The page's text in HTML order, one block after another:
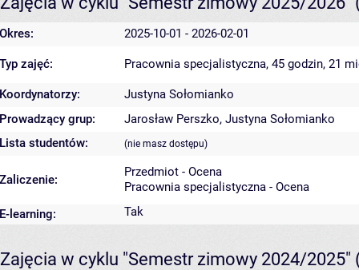
Okres: 2025-10-01 - 2026-02-01
Typ zajęć: Pracownia specjalistyczna, 45 godzin, 21
Koordynatorzy:
Justyna Sołomianko
Prowadzący grup:
Jarosław Perszko, Justyna Sołomianko
Lista studentów:
(nie masz dostępu)
Zaliczenie:
Przedmiot - Ocena
Pracownia specjalistyczna - Ocena
E-learning:
Tak
Zajęcia w cyklu "Semestr zimowy 2024/2025"